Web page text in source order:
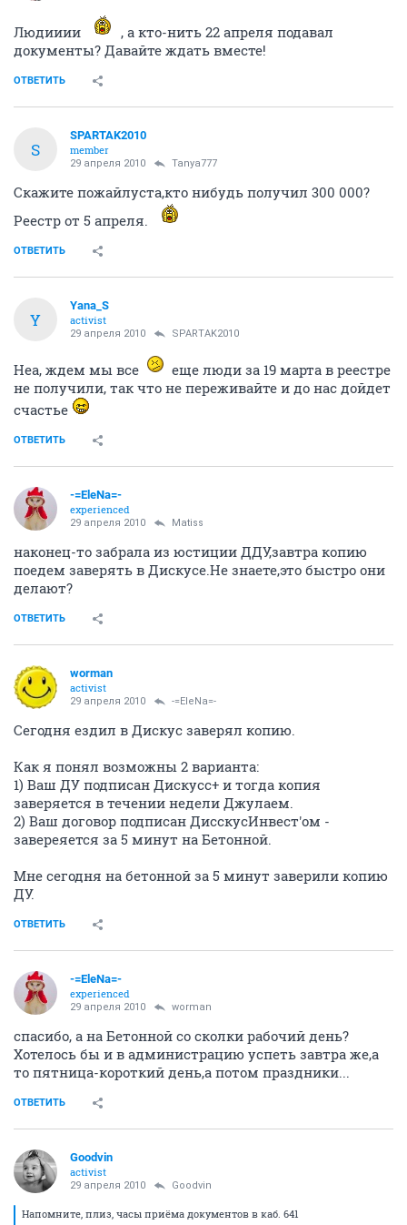
Людииии
, а кто-нить 22 апреля подавал
документы? Давайте ждать вместе!
ОТВЕТИТЬ
S
SPARTAK2010
member
29 апреля 2010 Tanya777
Cкажите пожайлуста,кто нибудь получил 300 000?
Реестр от 5 апреля.
ОТВЕТИТЬ
Y
Yana_S
activist
29 апреля 2010 SPARTAK2010
Неа, ждем мы все
еще люди за 19 марта в реестре
не получили, так что не переживайте и до нас дойдет
счастье
ОТВЕТИТЬ
-=EleNa=-
experienced
29 апреля 2010 Matiss
наконец-то забрала из юстиции ДДУ,завтра копию
поедем заверять в Дискусе.Не знаете,это быстро они
делают?
ОТВЕТИТЬ
worman
activist
29 апреля 2010 -=EleNa=-
Сегодня ездил в Дискус заверял копию.
Как я понял возможны 2 варианта:
1) Ваш ДУ подписан Дискусс+ и тогда копия
заверяется в течении недели Джулаем.
2) Ваш договор подписан ДисскусИнвест'ом -
завереяется за 5 минут на Бетонной.
Мне сегодня на бетонной за 5 минут заверили копию
ДУ.
ОТВЕТИТЬ
-=EleNa=-
experienced
29 апреля 2010 worman
спасибо, а на Бетонной со сколки рабочий день?
Хотелось бы и в администрацию успеть завтра же,а
то пятница-короткий день,а потом праздники...
ОТВЕТИТЬ
Goodvin
activist
29 апреля 2010 Goodvin
Напомните, плиз, часы приёма документов в каб. 641